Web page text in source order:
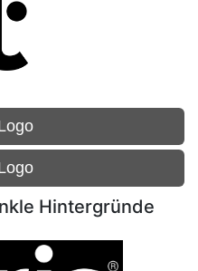
Hintergründe